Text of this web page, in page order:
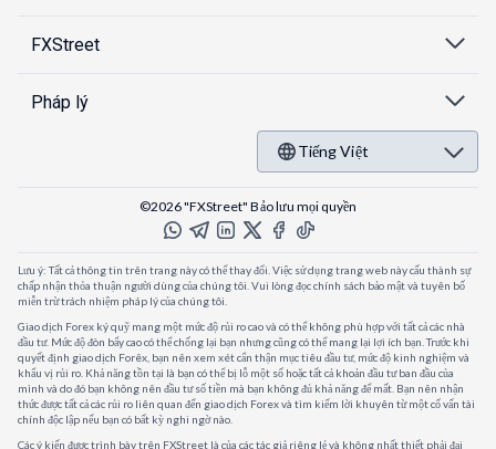
FXStreet
Pháp lý
Tiếng Việt
©2026 "FXStreet" Bảo lưu mọi quyền
Lưu ý: Tất cả thông tin trên trang này có thể thay đổi. Việc sử dụng trang web này cấu thành sự
chấp nhận thỏa thuận người dùng của chúng tôi. Vui lòng đọc chính sách bảo mật và tuyên bố
miễn trừ trách nhiệm pháp lý của chúng tôi.
Giao dịch Forex ký quỹ mang một mức độ rủi ro cao và có thể không phù hợp với tất cả các nhà
đầu tư. Mức độ đòn bẩy cao có thể chống lại bạn nhưng cũng có thể mang lại lợi ích bạn. Trước khi
quyết định giao dịch Forêx, bạn nên xem xét cẩn thận mục tiêu đầu tư, mức độ kinh nghiệm và
khẩu vị rủi ro. Khả năng tồn tại là bạn có thể bị lỗ một số hoặc tất cả khoản đầu tư ban đầu của
mình và do đó bạn không nên đầu tư số tiền mà bạn không đủ khả năng để mất. Bạn nên nhận
thức được tất cả các rủi ro liên quan đến giao dịch Forex và tìm kiếm lời khuyên từ một cố vấn tài
chính độc lập nếu bạn có bất kỳ nghi ngờ nào.
Các ý kiến được trình bày trên FXStreet là của các tác giả riêng lẻ và không nhất thiết phải đại